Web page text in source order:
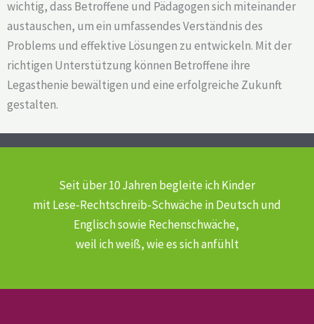
wichtig, dass Betroffene und Pädagogen sich miteinander
austauschen, um ein umfassendes Verständnis des
Problems und effektive Lösungen zu entwickeln. Mit der
richtigen Unterstützung können Betroffene ihre
Legasthenie bewältigen und eine erfolgreiche Zukunft
gestalten.
Seit über 10 Jahren begleite ich Kinder
mit Lese-Rechtschreib-Schwächein Deutsch und
Englisch sowie Rechenschwäche,
weil ich weiß, wie es sich anfühlt